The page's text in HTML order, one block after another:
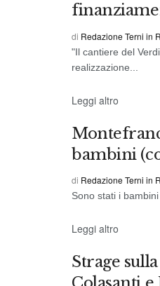
di Redazione Terni in
"Il cantiere del
realizzazione...
Leggi altro
CRONACA
bambini
di Redazione Terni in
Sono stati i
Leggi altro
CRONACA
Strage